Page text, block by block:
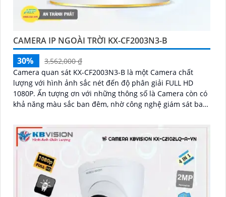
CAMERA IP NGOÀI TRỜI KX-CF2003N3-B
30%
3,562,000 ₫
Camera quan sát KX-CF2003N3-B là một Camera chất
lượng với hình ảnh sắc nét đến độ phân giải FULL HD
1080P. Ấn tượng ơn với những thông số là Camera còn có
khả năng màu sắc ban đêm, nhờ công nghệ giám sát ban